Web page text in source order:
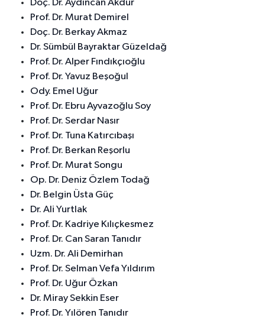
Doç. Dr. Aydıncan Akdur
Prof. Dr. Murat Demirel
Doç. Dr. Berkay Akmaz
Dr. Sümbül Bayraktar Güzeldağ
Prof. Dr. Alper Fındıkçıoğlu
Prof. Dr. Yavuz Beşoğul
Ody. Emel Uğur
Prof. Dr. Ebru Ayvazoğlu Soy
Prof. Dr. Serdar Nasır
Prof. Dr. Tuna Katırcıbaşı
Prof. Dr. Berkan Reşorlu
Prof. Dr. Murat Songu
Op. Dr. Deniz Özlem Todağ
Dr. Belgin Üsta Güç
Dr. Ali Yurtlak
Prof. Dr. Kadriye Kılıçkesmez
Prof. Dr. Can Saran Tanıdır
Uzm. Dr. Ali Demirhan
Prof. Dr. Selman Vefa Yıldırım
Prof. Dr. Uğur Özkan
Dr. Miray Sekkin Eser
Prof. Dr. Yılören Tanıdır